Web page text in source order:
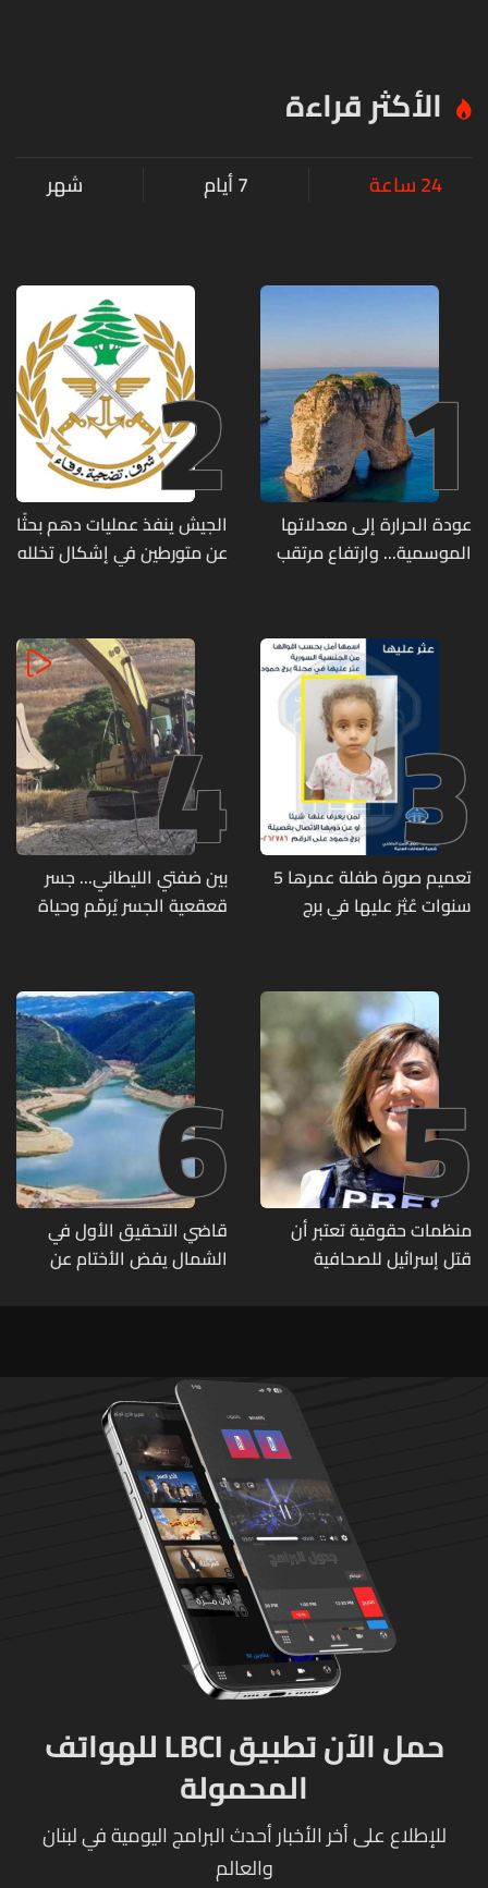
الأكثر قراءة
24 ساعة 7 أيام شهر
1
عودة الحرارة إلى معدلاتها
الموسمية... وارتفاع مرتقب
2
الجيش ينفذ عمليات دهم بحثًا
عن متورطين في إشكال تخلله
مزروعة بالماريجوانا
3
تعميم صورة طفلة عمرها 5
سنوات عُثِرَ عليها في برج
4
بين ضفتي الليطاني... جسر
قعقعية الجسر يُرمّم وحياة
5
منظمات حقوقية تعتبر أن
قتل إسرائيل للصحافية
6
قاضي التحقيق الأول في
الشمال يفض الأختام عن
حمل الآن تطبيق LBCI للهواتف
المحمولة
للإطلاع على أخر الأخبار أحدث البرامج اليومية في لبنان
والعالم